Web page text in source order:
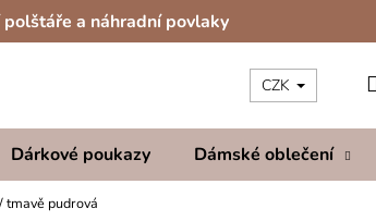
a náhradní povlaky
Dárkové poukazy Dámské oblečení
CZK
tmavě pudrová